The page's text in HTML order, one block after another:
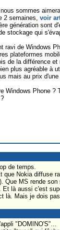
sommes
2 semaines, voir
génération sont
stockage qui
ravi de Windows
plateformes
de la différence
plus agréable à
mais au prix
Windows Phone
de temps.
Nokia diffuse
MS rende
là aussi c'est
là. Mais je dois
"DOMINO'S"...